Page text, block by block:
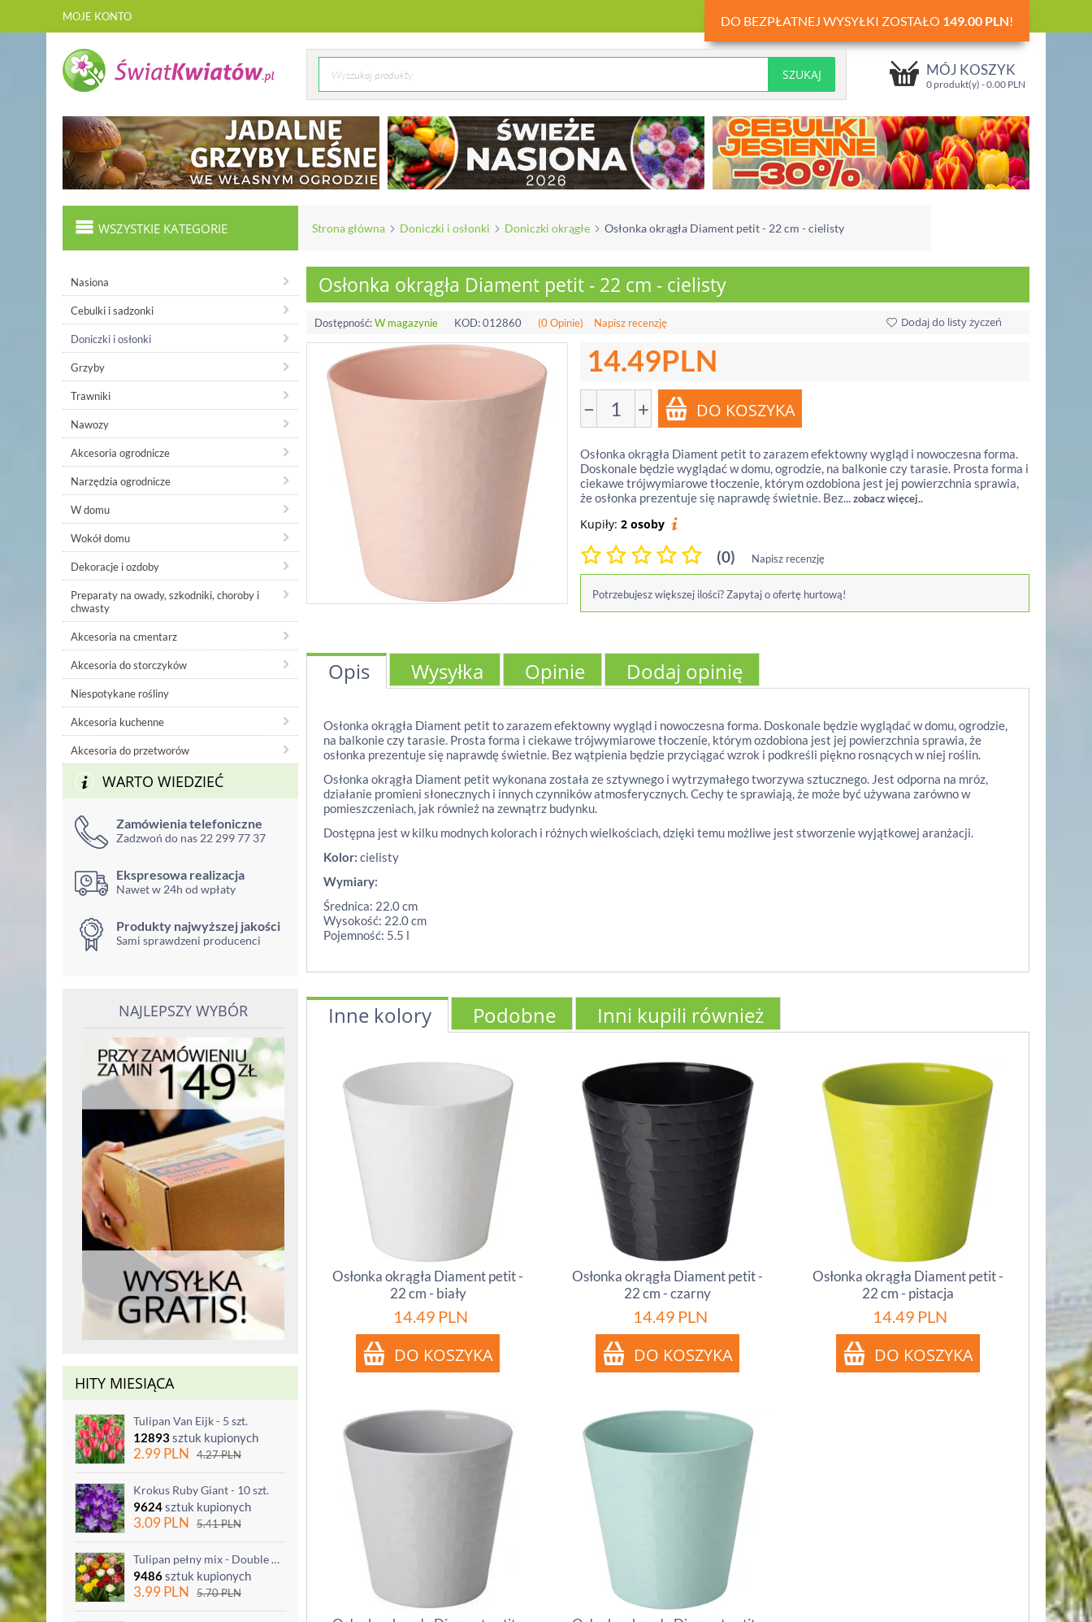
MOJE KONTO DO BEZPŁATNEJ WYSYŁKI ZOSTAŁO 149.00 PLN!
MÓJ KOSZYK
0 produkt(y) -0.00 PLN
WSZYSTKIE KATEGORIE Strona główna Doniczki i osłonki Doniczki okrągłe Osłonka okrągła Diament petit - 22 cm - cielisty
Nasiona
Cebulki i sadzonki
Doniczki i osłonki
Grzyby
Trawniki
Nawozy
Akcesoria ogrodnicze
Narzędzia ogrodnicze
W domu
Wokół domu
Dekoracje i ozdoby
Preparaty na owady, szkodniki, choroby i
chwasty
Akcesoria na cmentarz
Akcesoria do storczyków
Niespotykane rośliny
Akcesoria kuchenne
Akcesoria do przetworów
WARTO WIEDZIEĆ
Zamówienia telefoniczne
Zadzwoń do nas 22 299 77 37
Ekspresowa realizacja
Nawet w 24h od wpłaty
Produkty najwyższej jakości
Sami sprawdzeni producenci
NAJLEPSZY WYBÓR
HITY MIESIĄCA
Tulipan Van Eijk - 5 szt.
12893sztuk kupionych
2.99PLN 4.27PLN
Krokus Ruby Giant - 10 szt.
9624sztuk kupionych
3.09PLN 5.41PLN
Tulipan pełny mix - Double mix - 5 szt.
9486sztuk kupionych
3.99PLN 5.70PLN
Osłonka okrągła Diament petit - 22 cm - cielisty
Dostępność:W magazynie KOD:012860 (0 Opinie) Napisz recenzję Dodaj do listy życzeń
14.49PLN
− +
Osłonka okrągła Diament petit to zarazem efektowny wygląd i nowoczesna forma.
Doskonale będzie wyglądać w domu, ogrodzie, na balkonie czy tarasie. Prosta forma i
ciekawe trójwymiarowe tłoczenie, którym ozdobiona jest jej powierzchnia sprawia,
że osłonka prezentuje się naprawdę świetnie. Bez...zobacz więcej..
Kupiły: 2 osoby
(0) Napisz recenzję
Potrzebujesz większej ilości? Zapytaj o ofertę hurtową!
Opis Wysyłka Opinie Dodaj opinię
Osłonka okrągła Diament petit to zarazem efektowny wygląd i nowoczesna forma. Doskonale będzie wyglądać w domu, ogrodzie,
na balkonie czy tarasie. Prosta forma i ciekawe trójwymiarowe tłoczenie, którym ozdobiona jest jej powierzchnia sprawia, że
osłonka prezentuje się naprawdę świetnie. Bez wątpienia będzie przyciągać wzrok i podkreśli piękno rosnących w niej roślin.
Osłonka okrągła Diament petit wykonana została ze sztywnego i wytrzymałego tworzywa sztucznego. Jest odporna na mróz,
działanie promieni słonecznych i innych czynników atmosferycznych. Cechy te sprawiają, że może być używana zarówno w
pomieszczeniach, jak również na zewnątrz budynku.
Dostępna jest w kilku modnych kolorach i różnych wielkościach, dzięki temu możliwe jest stworzenie wyjątkowej aranżacji.
Kolor: cielisty
Wymiary:
Średnica: 22.0 cm
Wysokość: 22.0 cm
Pojemność: 5.5 l
Inne kolory Podobne Inni kupili również
Osłonka okrągła Diament petit -
22 cm - biały
14.49 PLN
Osłonka okrągła Diament petit -
22 cm - czarny
14.49 PLN
Osłonka okrągła Diament petit -
22 cm - pistacja
14.49 PLN